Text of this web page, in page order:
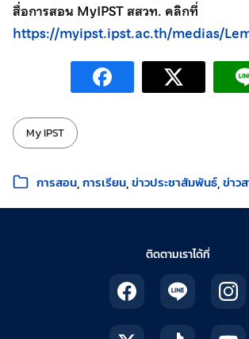
สื่อการสอน MyIPST สสวท. คลิกที่
https://myipst.ipst.ac.th/medias/
ป้ายกำกับ:
My IPST
หมวดหมู่:
การสอน การเรียน ข่าวประชาสัมพันธ์ ข่าว
ติดตามเราได้ที่